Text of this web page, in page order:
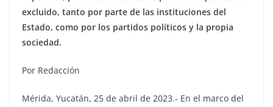
excluido, tanto por parte de las instituciones del
Estado, como por los partidos políticos y la propia
sociedad.
Por Redacción
Mérida, Yucatán, 25 de abril de 2023.- En el marco del